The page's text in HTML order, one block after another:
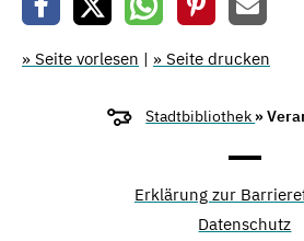
» Seite vorlesen | » Seite drucken
Stadtbibliothek »
Erklärung zur
Datenschutz